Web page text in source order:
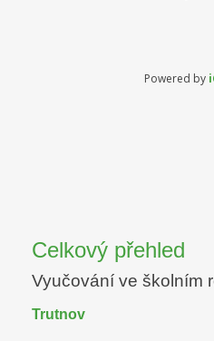
Celkový přehled
Vyučování ve školním
Trutnov
Powered by